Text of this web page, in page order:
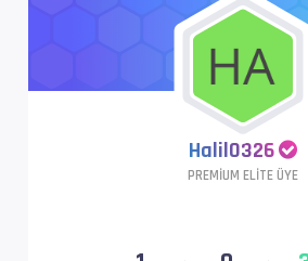
Halil0326
PREMIUM ELITE ÜYE